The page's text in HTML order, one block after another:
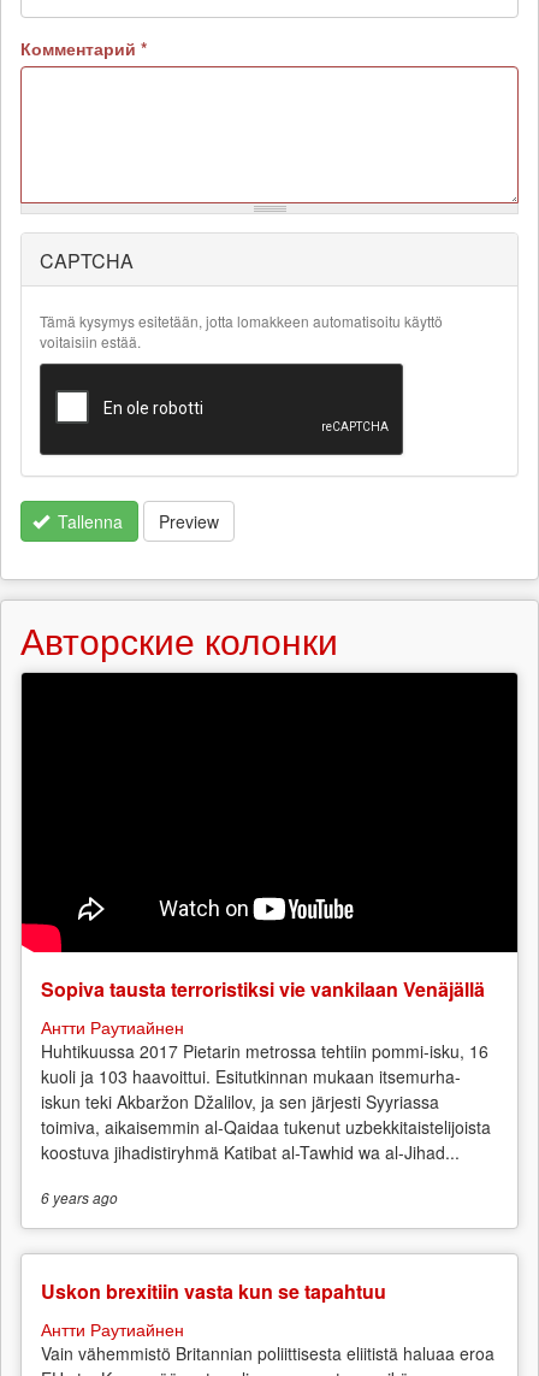
Комментарий *
More
information
about
text
formats
CAPTCHA
Tämä kysymys esitetään, jotta lomakkeen automatisoitu käyttö
voitaisiin estää.
Tallenna Preview
Авторские колонки
Sopiva tausta terroristiksi vie vankilaan Venäjällä
Антти Раутиайнен
Huhtikuussa 2017 Pietarin metrossa tehtiin pommi-isku, 16
kuoli ja 103 haavoittui. Esitutkinnan mukaan itsemurha-
iskun teki Akbaržon Džalilov, ja sen järjesti Syyriassa
toimiva, aikaisemmin al-Qaidaa tukenut uzbekkitaistelijoista
koostuva jihadistiryhmä Katibat al-Tawhid wa al-Jihad...
6 yearsago
Uskon brexitiin vasta kun se tapahtuu
Антти Раутиайнен
Vain vähemmistö Britannian poliittisesta eliitistä haluaa eroa